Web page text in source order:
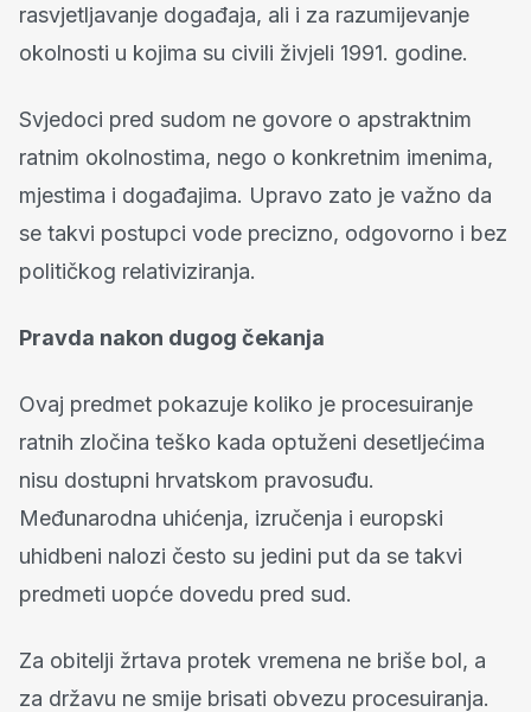
rasvjetljavanje događaja, ali i za razumijevanje
okolnosti u kojima su civili živjeli 1991. godine.
Svjedoci pred sudom ne govore o apstraktnim
ratnim okolnostima, nego o konkretnim imenima,
mjestima i događajima. Upravo zato je važno da
se takvi postupci vode precizno, odgovorno i bez
političkog relativiziranja.
Pravda nakon dugog čekanja
Ovaj predmet pokazuje koliko je procesuiranje
ratnih zločina teško kada optuženi desetljećima
nisu dostupni hrvatskom pravosuđu.
Međunarodna uhićenja, izručenja i europski
uhidbeni nalozi često su jedini put da se takvi
predmeti uopće dovedu pred sud.
Za obitelji žrtava protek vremena ne briše bol, a
za državu ne smije brisati obvezu procesuiranja.